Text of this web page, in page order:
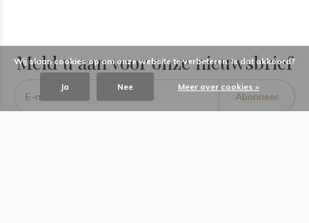
Meld u aan voor onze nieuwsbrief
Abonneer
Wij slaan cookies op om onze website te verbeteren. Is dat akkoord?
Ja Nee Meer over cookies »